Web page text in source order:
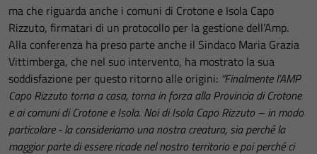
ma che riguarda anche i comuni di Crotone e Isola Capo
Rizzuto, firmatari di un protocollo per la gestione dell’Amp.
Alla conferenza ha preso parte anche il Sindaco Maria Grazia
Vittimberga, che nel suo intervento, ha mostrato la sua
soddisfazione per questo ritorno alle origini: “Finalmente l’AMP
Capo Rizzuto torna a casa, torna in forza alla Provincia di Crotone
e ai comuni di Crotone e Isola. Noi di Isola Capo Rizzuto – in modo
particolare - la consideriamo una nostra creatura, sia perché la
maggior parte di essere ricade nel nostro territorio e poi perché ci